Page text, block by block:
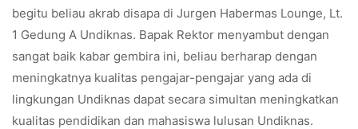
begitu beliau akrab disapa di Jurgen Habermas Lounge, Lt.
1 Gedung A Undiknas. Bapak Rektor menyambut dengan
sangat baik kabar gembira ini, beliau berharap dengan
meningkatnya kualitas pengajar-pengajar yang ada di
lingkungan Undiknas dapat secara simultan meningkatkan
kualitas pendidikan dan mahasiswa lulusan Undiknas.